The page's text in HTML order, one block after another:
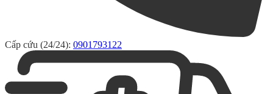
Cấp cứu (24/24): 0901793122